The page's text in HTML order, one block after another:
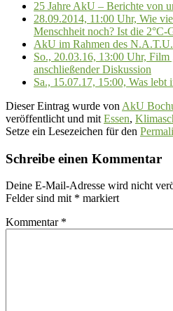
25 Jahre AkU – Berichte von
28.09.2014, 11:00 Uhr, Wie
Menschheit noch? Ist die 2°C-
AkU im Rahmen des
So., 20.03.16, 13:00 Uhr, Film
anschließender Diskussion
Sa., 15.07.17, 15:00, Was lebt
Dieser Eintrag wurde von AkU
veröffentlicht und mit Essen,
Setze ein Lesezeichen für den
Schreibe einen Kommentar
Deine E-Mail-Adresse wird nicht
Felder sind mit * markiert
Kommentar *